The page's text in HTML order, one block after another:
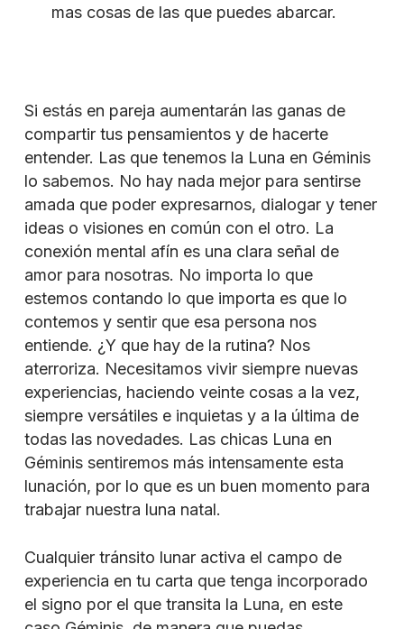
mas cosas de las que puedes abarcar.
Si estás en pareja aumentarán las ganas de
compartir tus pensamientos y de hacerte
entender. Las que tenemos la Luna en Géminis
lo sabemos. No hay nada mejor para sentirse
amada que poder expresarnos, dialogar y tener
ideas o visiones en común con el otro. La
conexión mental afín es una clara señal de
amor para nosotras. No importa lo que
estemos contando lo que importa es que lo
contemos y sentir que esa persona nos
entiende. ¿Y que hay de la rutina? Nos
aterroriza. Necesitamos vivir siempre nuevas
experiencias, haciendo veinte cosas a la vez,
siempre versátiles e inquietas y a la última de
todas las novedades. Las chicas Luna en
Géminis sentiremos más intensamente esta
lunación, por lo que es un buen momento para
trabajar nuestra luna natal.
Cualquier tránsito lunar activa el campo de
experiencia en tu carta que tenga incorporado
el signo por el que transita la Luna, en este